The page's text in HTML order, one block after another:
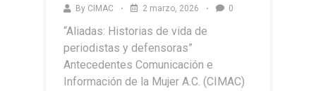
By CIMAC 2 marzo, 2026 0
“Aliadas: Historias de vida de
periodistas y defensoras”
Antecedentes Comunicación e
Información de la Mujer A.C. (CIMAC)